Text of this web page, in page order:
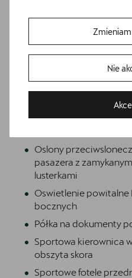
Przetestuj model z
Deska rozdzielcza z
Petrol Blue z
Informacje o
Oslony
pasazera z
lusterkami
Oswietlenie powitalne
bocznych
Półka na dokumenty
Sportowa kierownica
obszyta skora
Sportowe fotele
Nie